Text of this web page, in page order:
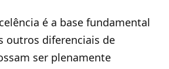
é a base fundamental
outros diferenciais de
ser plenamente